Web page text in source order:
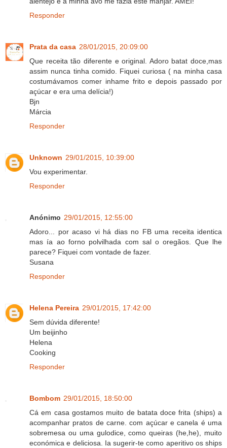
Responder
Prata da casa 28/01/2015, 20:09:00
Que receita tão diferente e original. Adoro batat doce,mas
assim nunca tinha comido. Fiquei curiosa ( na minha casa
costumávamos comer inhame frito e depois passado por
açúcar e era uma delícia!)
Bjn
Márcia
Responder
Unknown 29/01/2015, 10:39:00
Vou experimentar.
Responder
Anónimo 29/01/2015, 12:55:00
Adoro... por acaso vi há dias no FB uma receita identica
mas ía ao forno polvilhada com sal o oregãos. Que lhe
parece? Fiquei com vontade de fazer.
Susana
Responder
Helena Pereira 29/01/2015, 17:42:00
Sem dúvida diferente!
Um beijinho
Helena
Cooking
Responder
Bombom 29/01/2015, 18:50:00
Cá em casa gostamos muito de batata doce frita (ships) a
acompanhar pratos de carne. com açúcar e canela é uma
sobremesa ou uma gulodice, como queiras (he,he), muito
económica e deliciosa. Ia sugerir-te como aperitivo os ships